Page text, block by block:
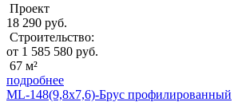
Проект
18 290 руб.
Строительство:
от 1 585 580 руб.
67 м²
подробнее
ML-148(9,8х7,6)-Брус профилированный